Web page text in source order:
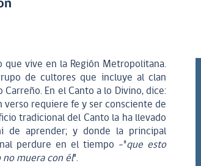
que vive en la Región Metropolitana.
de cultores que incluye al clan
En el Canto a lo Divino, dice:
verso requiere fe y ser consciente de
tradicional del Canto la ha llevado
de aprender; y donde la principal
perdure en el tiempo -"que esto
no muera con él".